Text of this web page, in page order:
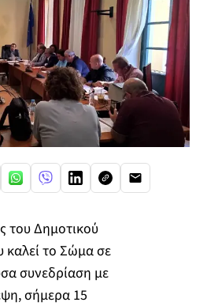
του Δημοτικού
καλεί το Σώμα σε
συνεδρίαση με
σήμερα 15